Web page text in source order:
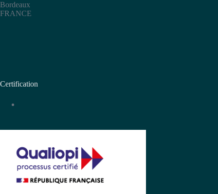
Bordeaux
FRANCE
Certification